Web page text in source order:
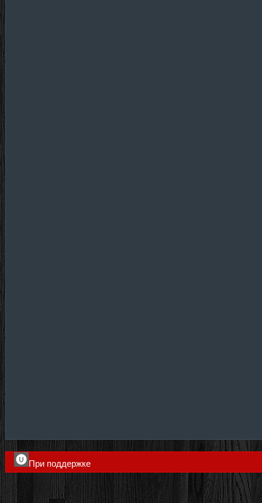
При поддержке